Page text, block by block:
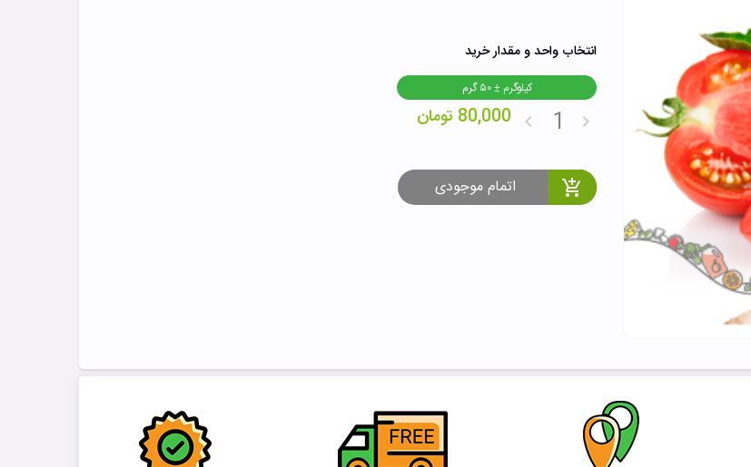
انتخاب واحد و مقدار خرید
کیلوگرم ± ۵۰ گرم
80,000 تومان
اتمام موجودی